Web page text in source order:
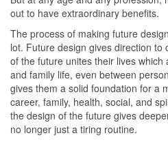
out to have extraordinary benefits.
The process of making future
lot. Future design gives direction to
of the future unites their lives
and family life, even between
gives them a solid foundation for a
career, family, health, social, and
the design of the future gives
no longer just a tiring routine.